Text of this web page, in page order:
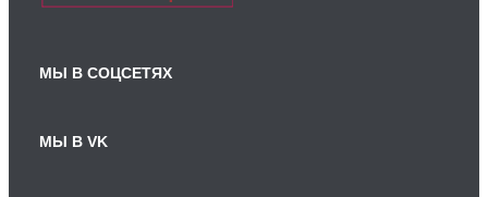
МЫ В СОЦСЕТЯХ
МЫ В VK